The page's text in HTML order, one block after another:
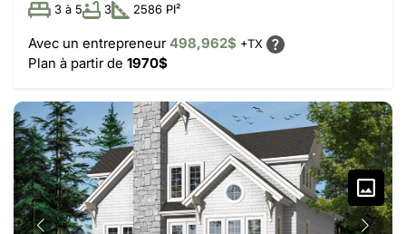
3 à 5 3 2586 PI²
Avec un entrepreneur498,962$ +TX
Plan à partir de 1970$